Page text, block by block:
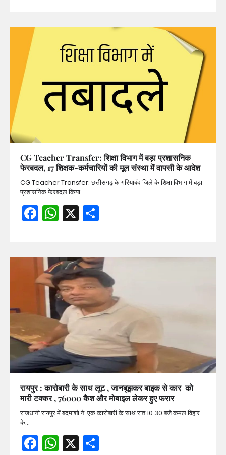
CG Teacher Transfer: शिक्षा विभाग में बड़ा प्रशासनिक
फेरबदल, 17 शिक्षक-कर्मचारियों की मूल संस्था में वापसी के आदेश
CG Teacher Transfer: छत्तीसगढ़ के गरियाबंद जिले के शिक्षा विभाग में बड़ा
प्रशासनिक फेरबदल किया…
Facebook
WhatsApp
X
रायपुर : कारोबारी के साथ लूट , जानबूझकर बाइक से कार को
मारी टक्कर , 76000 कैश और मोबाइल लेकर हुए फरार
राजधानी रायपुर में बदमाशो ने एक कारोबारी के साथ रात 10:30 बजे कमल विहार
के…
Facebook
WhatsApp
X